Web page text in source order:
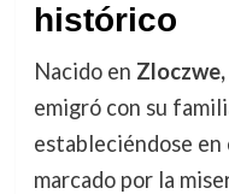
histórico
Nacido en
emigró con su
estableciéndose en
marcado por la